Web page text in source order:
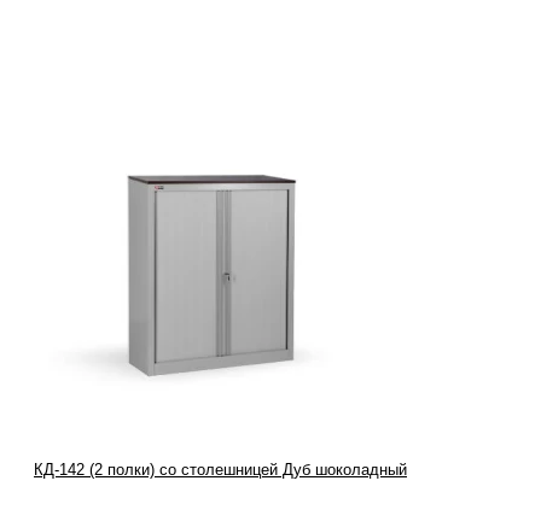
КД-142 (2 полки) со столешницей Дуб шоколадный